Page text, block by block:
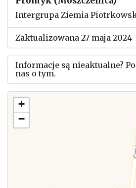
Intergrupa Ziemia
Zaktualizowana 27 maja 2024
Informacje są nieaktualne?
nas o tym.
Użyj tego formularza aby
zmianach w powyższym
+
−